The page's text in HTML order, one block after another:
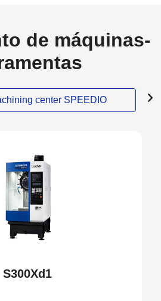
de máquinas-
center SPEEDIO
S300Xd1